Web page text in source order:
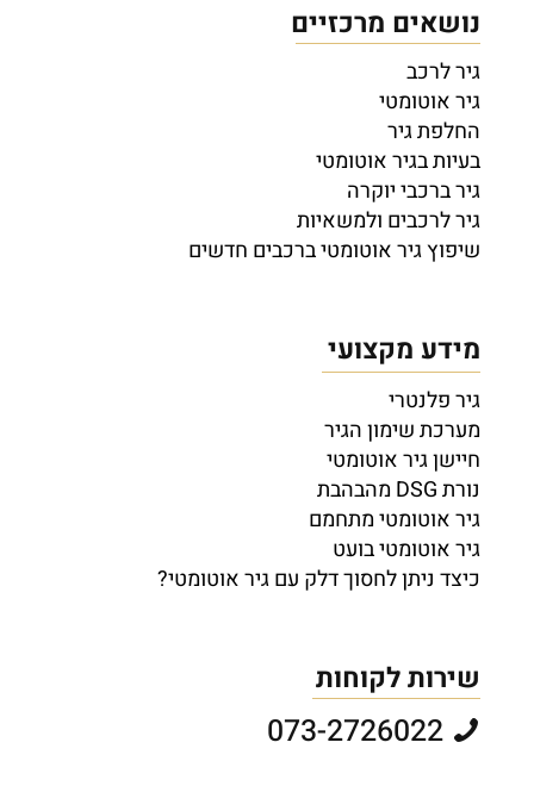
נושאים מרכזיים
גיר לרכב
גיר אוטומטי
החלפת גיר
בעיות בגיר אוטומטי
גיר ברכבי יוקרה
גיר לרכבים ולמשאיות
שיפוץ גיר אוטומטי ברכבים חדשים
מידע מקצועי
גיר פלנטרי
מערכת שימון הגיר
חיישן גיר אוטומטי
נורת DSG מהבהבת
גיר אוטומטי מתחמם
גיר אוטומטי בועט
כיצד ניתן לחסוך דלק עם גיר אוטומטי?
שירות לקוחות